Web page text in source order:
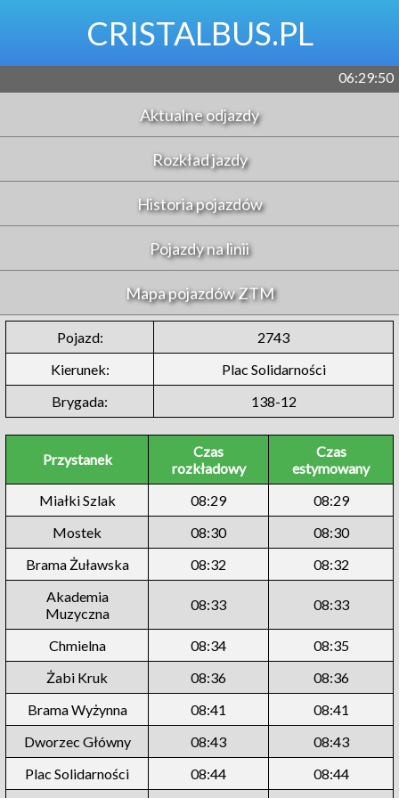
CRISTALBUS.PL
06:29:50
Aktualne odjazdy
Rozkład jazdy
Historia pojazdów
Pojazdy na linii
Mapa pojazdów ZTM
Pojazd:
2743
Kierunek:
Plac Solidarności
Brygada:
138-12
Przystanek
Czas
rozkładowy
Czas
estymowany
Miałki Szlak
08:29
08:29
Mostek
08:30
08:30
Brama Żuławska
08:32
08:32
Akademia
Muzyczna
08:33 08:33
Chmielna 08:34
08:35
Żabi Kruk
08:36
08:36
Brama Wyżynna
08:41
08:41
Dworzec Główny
08:43
08:43
Plac Solidarności
08:44
08:44